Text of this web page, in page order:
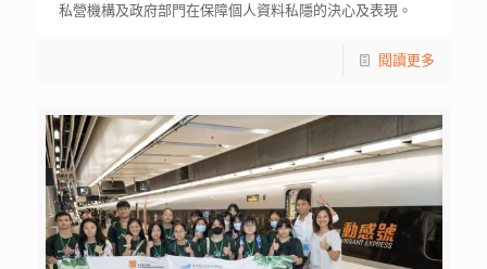
私營機構及政府部門在保障個人資料私隱的決心及表現。
閱讀更多